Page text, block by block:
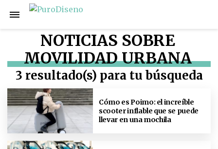
NOTICIAS SOBRE
MOVILIDAD URBANA
3 resultado(s) para tu búsqueda
Cómo es Poimo: el increíble
scooter inflable que se puede
llevar en una mochila